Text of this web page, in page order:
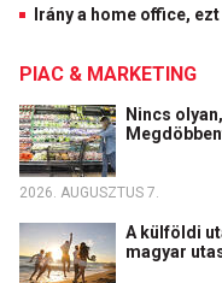
Irány a home office,
PIAC & MARKETING
Nincs
2026. AUGUSZTUS 7.
A külföldi
magyar